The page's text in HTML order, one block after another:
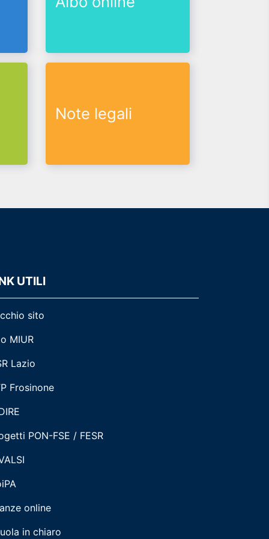
Note legali
UTILI
sito
MIUR
Lazio
Frosinone
PON-FSE / FESR
online
in chiaro